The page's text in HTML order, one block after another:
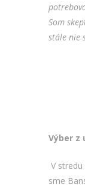
Som
stále nie
Výber z
V
sme